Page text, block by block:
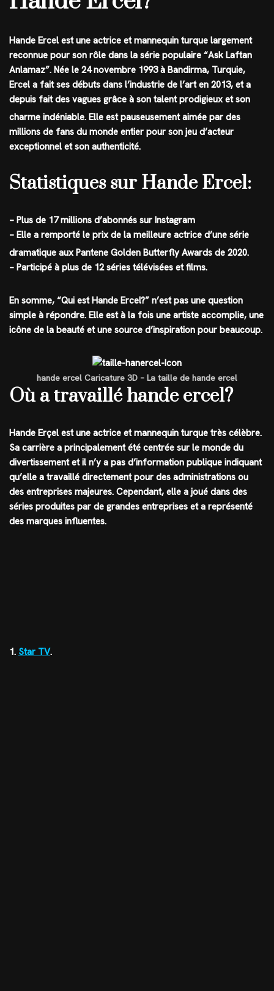
Hande Ercel est une actrice et mannequin turque largement
reconnue pour son rôle dans la série populaire “Ask Laftan
Anlamaz”. Née le 24 novembre 1993 à Bandirma, Turquie,
Ercel a fait ses débuts dans l’industrie de l’art en 2013, et a
depuis fait des vagues grâce à son talent prodigieux et son
charme indéniable. Elle est pauseusement aimée par des
millions de fans du monde entier pour son jeu d’acteur
exceptionnel et son authenticité.
Statistiques sur Hande Ercel:
– Plus de 17 millions d’abonnés sur Instagram
– Elle a remporté le prix de la meilleure actrice d’une série
dramatique aux Pantene Golden Butterfly Awards de 2020.
– Participé à plus de 12 séries télévisées et films.
En somme, “Qui est Hande Ercel?” n’est pas une question
simple à répondre. Elle est à la fois une artiste accomplie, une
icône de la beauté et une source d’inspiration pour beaucoup.
hande ercel Caricature 3D – La taille de hande ercel
Où a travaillé hande ercel?
Hande Erçel est une actrice et mannequin turque très célèbre.
Sa carrière a principalement été centrée sur le monde du
divertissement et il n’y a pas d’information publique indiquant
qu’elle a travaillé directement pour des administrations ou
des entreprises majeures. Cependant, elle a joué dans des
séries produites par de grandes entreprises et a représenté
des marques influentes.
1. Star TV.